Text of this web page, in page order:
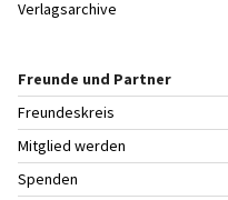
Verlagsarchive
Freunde und Partner
Freundeskreis
Mitglied werden
Spenden